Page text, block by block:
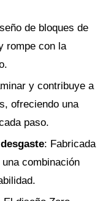
de bloques de
rompe con la
y contribuye a
ofreciendo una
paso.
: Fabricada
combinación